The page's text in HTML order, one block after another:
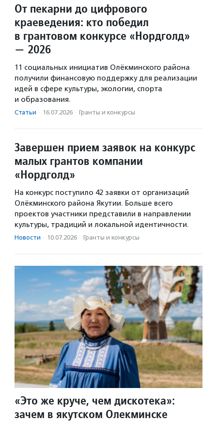
От пекарни до цифрового
краеведения: кто победил
в грантовом конкурсе «Нордголд»
— 2026
11 социальных инициатив Олёкминского района
получили финансовую поддержку для реализации
идей в сфере культуры, экологии, спорта
и образования.
Статьи · 16.07.2026 · Гранты и конкурсы
Завершен прием заявок на конкурс
малых грантов компании
«Нордголд»
На конкурс поступило 42 заявки от организаций
Олёкминского района Якутии. Больше всего
проектов участники представили в направлении
культуры, традиций и локальной идентичности.
Новости · 10.07.2026 · Гранты и конкурсы
«Это же круче, чем дискотека»:
зачем в якутском Олекминске